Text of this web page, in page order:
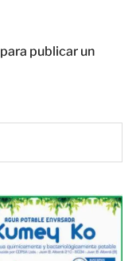
para publicar un